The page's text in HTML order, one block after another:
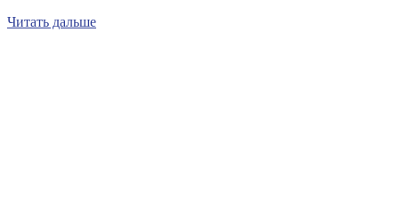
Читать дальше